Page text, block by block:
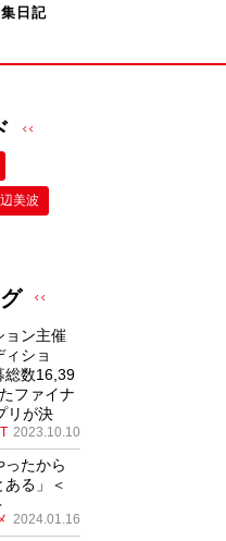
日記
美波
ョン主催
ショ
総数16,39
ファイナ
リが決
2023.10.10
ったから
る」＜
2024.01.16